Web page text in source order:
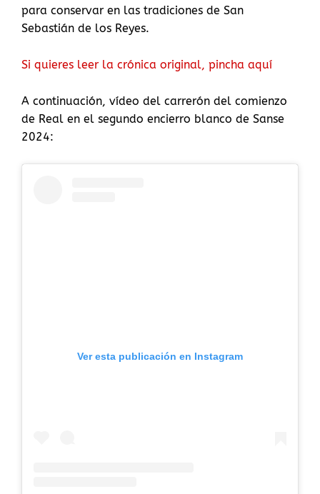
para conservar en las tradiciones de San
Sebastián de los Reyes.
Si quieres leer la crónica original, pincha aquí
A continuación, vídeo del carrerón del comienzo
de Real en el segundo encierro blanco de Sanse
2024:
Ver esta publicación en Instagram